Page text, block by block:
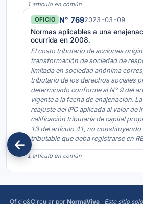
1 artículo en común
OFICIO N° 7692023-03-09
Normas aplicables a una
ocurrida en 2008.
El costo tributario de acciones
transformación de sociedad de
limitada en sociedad anónima
tributario de los derechos sociales
determinado conforme al N° 9 del
vigente a la fecha de enajenación.
reajuste del IPC aplicada al valor de
calificación tributaria de capital
13 del artículo 41, no constituyendo
tributable que deba registrarse en
1 artículo en común
Oficio&Circular por NormaViva · Este sitio